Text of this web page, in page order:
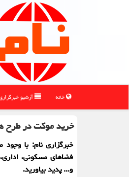
خانه آرشیو
خرید موكت در طرح
خبرگزاری نام: با
فضاهای مسكونی،
و... پدید بیاورید.